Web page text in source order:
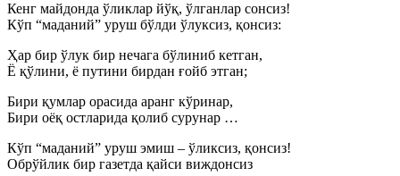
Кенг майдонда ўликлар йўқ, ўлганлар сонсиз!
Кўп “маданий” уруш бўлди ўлуксиз, қонсиз:
Ҳар бир ўлук бир нечага бўлиниб кетган,
Ё қўлини, ё путини бирдан ғойб этган;
Бири қумлар орасида аранг кўринар,
Бири оёқ остларида қолиб сурунар …
Кўп “маданий” уруш эмиш – ўликсиз, қонсиз!
Обрўйлик бир газетда қайси виждонсиз